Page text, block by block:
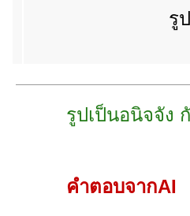
รู
รูปเป็นอนิจจัง
คำตอบจากAI